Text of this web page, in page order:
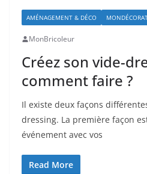
AMÉNAGEMENT & DÉCO
MonBricoleur
Créez son vide-
comment faire ?
Il existe deux façons
dressing. La première façon
événement avec vos
Read More